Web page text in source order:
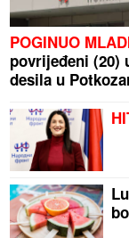
POGINUO
povrijeđeni (20)
desila u